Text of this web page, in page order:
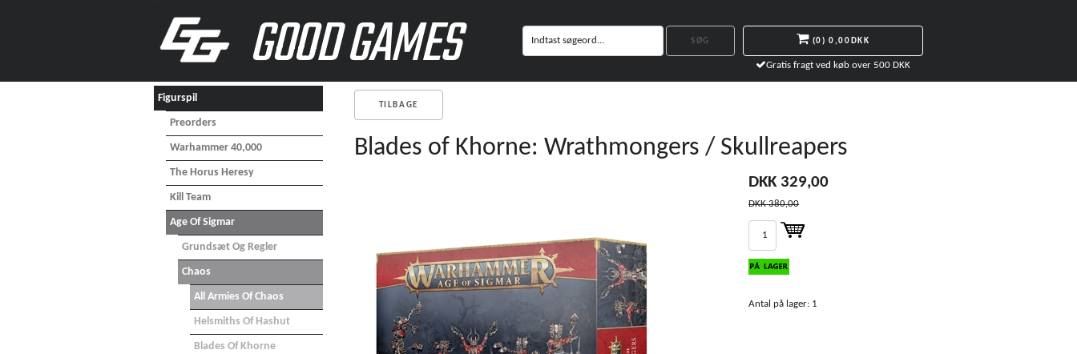
GOOD GAMES (0)0,00DKK
Gratis fragt ved køb over 500 DKK
Figurspil
Preorders
Warhammer 40,000
The Horus Heresy
Kill Team
Age Of Sigmar
Grundsæt Og Regler
Chaos
All Armies Of Chaos
Helsmiths Of Hashut
Blades Of Khorne
TILBAGE
Blades of Khorne: Wrathmongers / Skullreapers
DKK 329,00
DKK 380,00
Antal på lager: 1